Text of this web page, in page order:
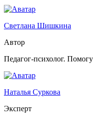
Светлана Шишкина
Автор
Педагог-психолог.
Наталья Суркова
Эксперт